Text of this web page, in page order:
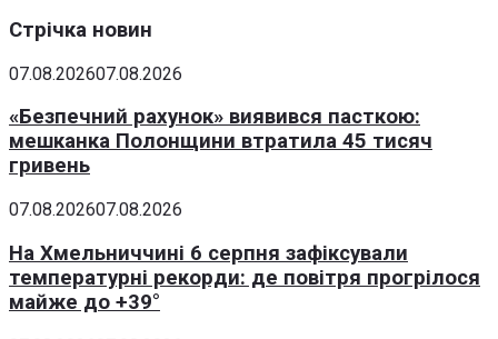
Стрічка новин
07.08.202607.08.2026
«Безпечний рахунок» виявився пасткою:
мешканка Полонщини втратила 45 тисяч
гривень
07.08.202607.08.2026
На Хмельниччині 6 серпня зафіксували
температурні рекорди: де повітря прогрілося
майже до +39°